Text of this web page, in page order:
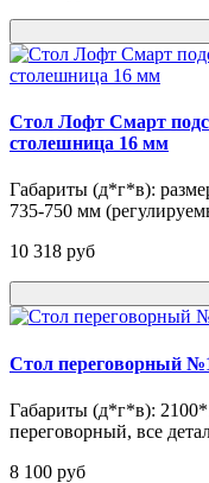
Стол Лофт Смарт
столешница 16 мм
Габариты (д*г*в):
735-750 мм
10 318 pуб
Стол переговорный
Габариты (д*г*в):
переговорный, все
8 100 pуб